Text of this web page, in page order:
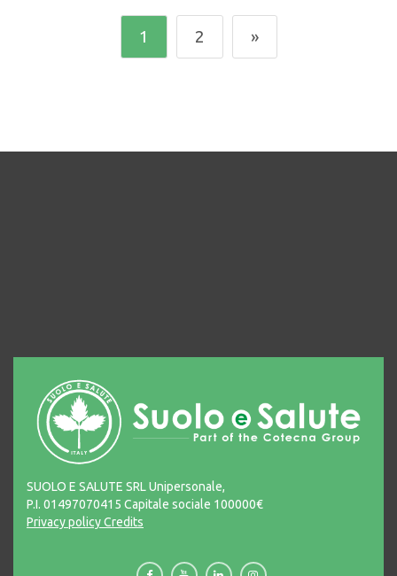
1 2 »
SUOLO E SALUTE SRL Unipersonale,
P.I. 01497070415 Capitale sociale 100000€
Privacy policyCredits